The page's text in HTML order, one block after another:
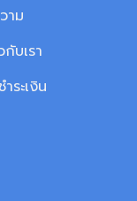
าม
กับเรา
ระเงิน